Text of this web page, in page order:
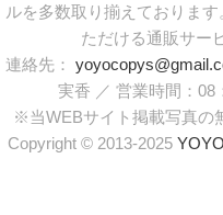
ルを多数取り揃えておりま
ただける通販サー
連絡先：
実香 ／ 営業時間：08
※当WEBサイト掲載写真の
Copyright © 2013-2025